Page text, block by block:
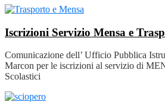
Iscrizioni Servizio Mensa e
Comunicazione dell’ Ufficio Pubblica
Marcon per le iscrizioni al servizio di
Scolastici